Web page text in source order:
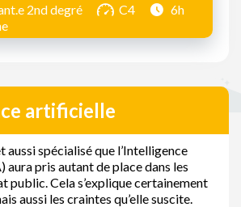
2nd degré C4
6h
artificielle
aussi spécialisé que l’Intelligence
pris autant de place dans les
public. Cela s’explique certainement
aussi les craintes qu’elle suscite.